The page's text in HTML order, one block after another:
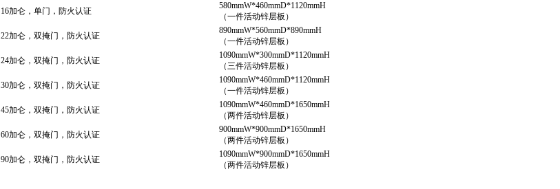
16加仑，单门，防火认证
580mmW*460mmD*1120mmH
（一件活动锌层板）
22加仑，双掩门 ， 防火认证
890mmW*560mmD*890mmH
（一件活动锌层板）
24加仑，双掩门 ， 防火认证
1090mmW*300mmD*1120mmH
（三件活动锌层板）
30加仑，双掩门 ， 防火认证
1090mmW*460mmD*1120mmH
（一件活动锌层板）
45加仑，双掩门 ， 防火认证
1090mmW*460mmD*1650mmH
（两件活动锌层板）
60加仑，双掩门 ， 防火认证
900mmW*900mmD*1650mmH
（两件活动锌层板）
90加仑，双掩门 ， 防火认证
1090mmW*900mmD*1650mmH
（两件活动锌层板）